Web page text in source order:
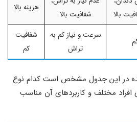
بالا
شفافیت بالا
هزینه بالا
سرعت و نیاز کم به
تراش
شفافیت
کم
در این جدول مشخص است کدام نوع
افراد مختلف و کاربردهای آن مناسب